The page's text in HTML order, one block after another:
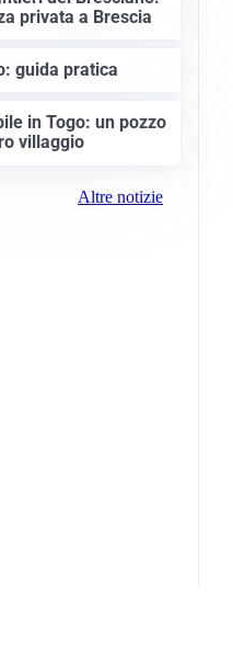
privata a Brescia
guida pratica
in Togo: un pozzo
villaggio
Altre notizie